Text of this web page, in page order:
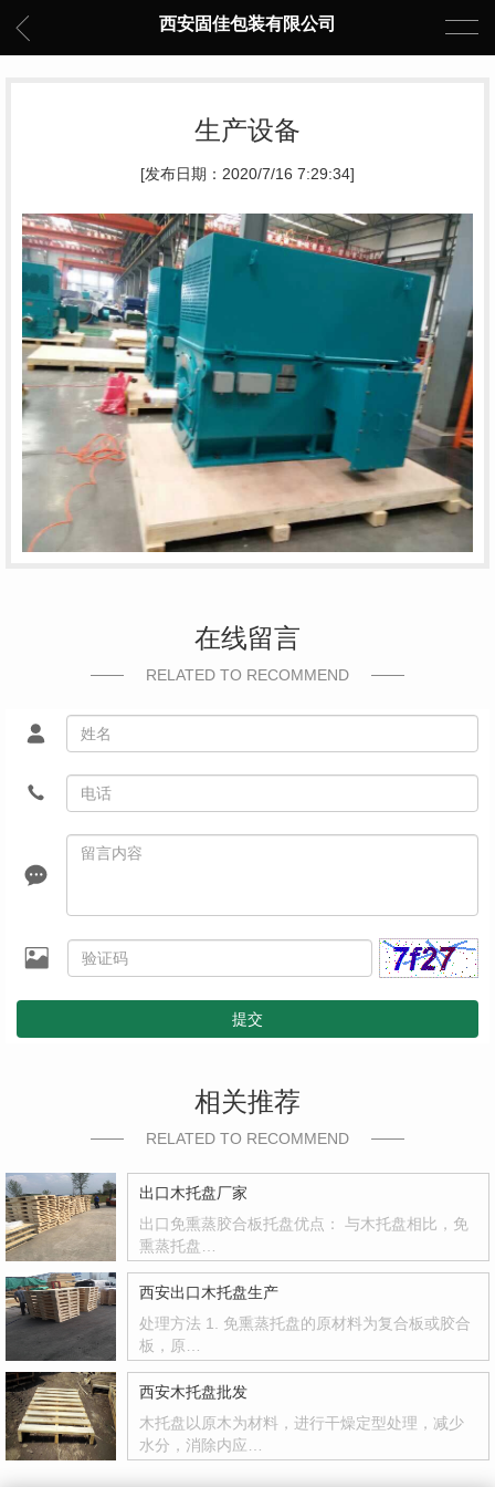
西安固佳包装有限公司
生产设备
[发布日期：2020/7/16 7:29:34]
在线留言
RELATED TO RECOMMEND
提交
相关推荐
RELATED TO RECOMMEND
出口木托盘厂家
出口免熏蒸胶合板托盘优点： 与木托盘相比，免
熏蒸托盘…
西安出口木托盘生产
处理方法 1. 免熏蒸托盘的原材料为复合板或胶合
板，原…
西安木托盘批发
木托盘以原木为材料，进行干燥定型处理，减少
水分，消除内应…